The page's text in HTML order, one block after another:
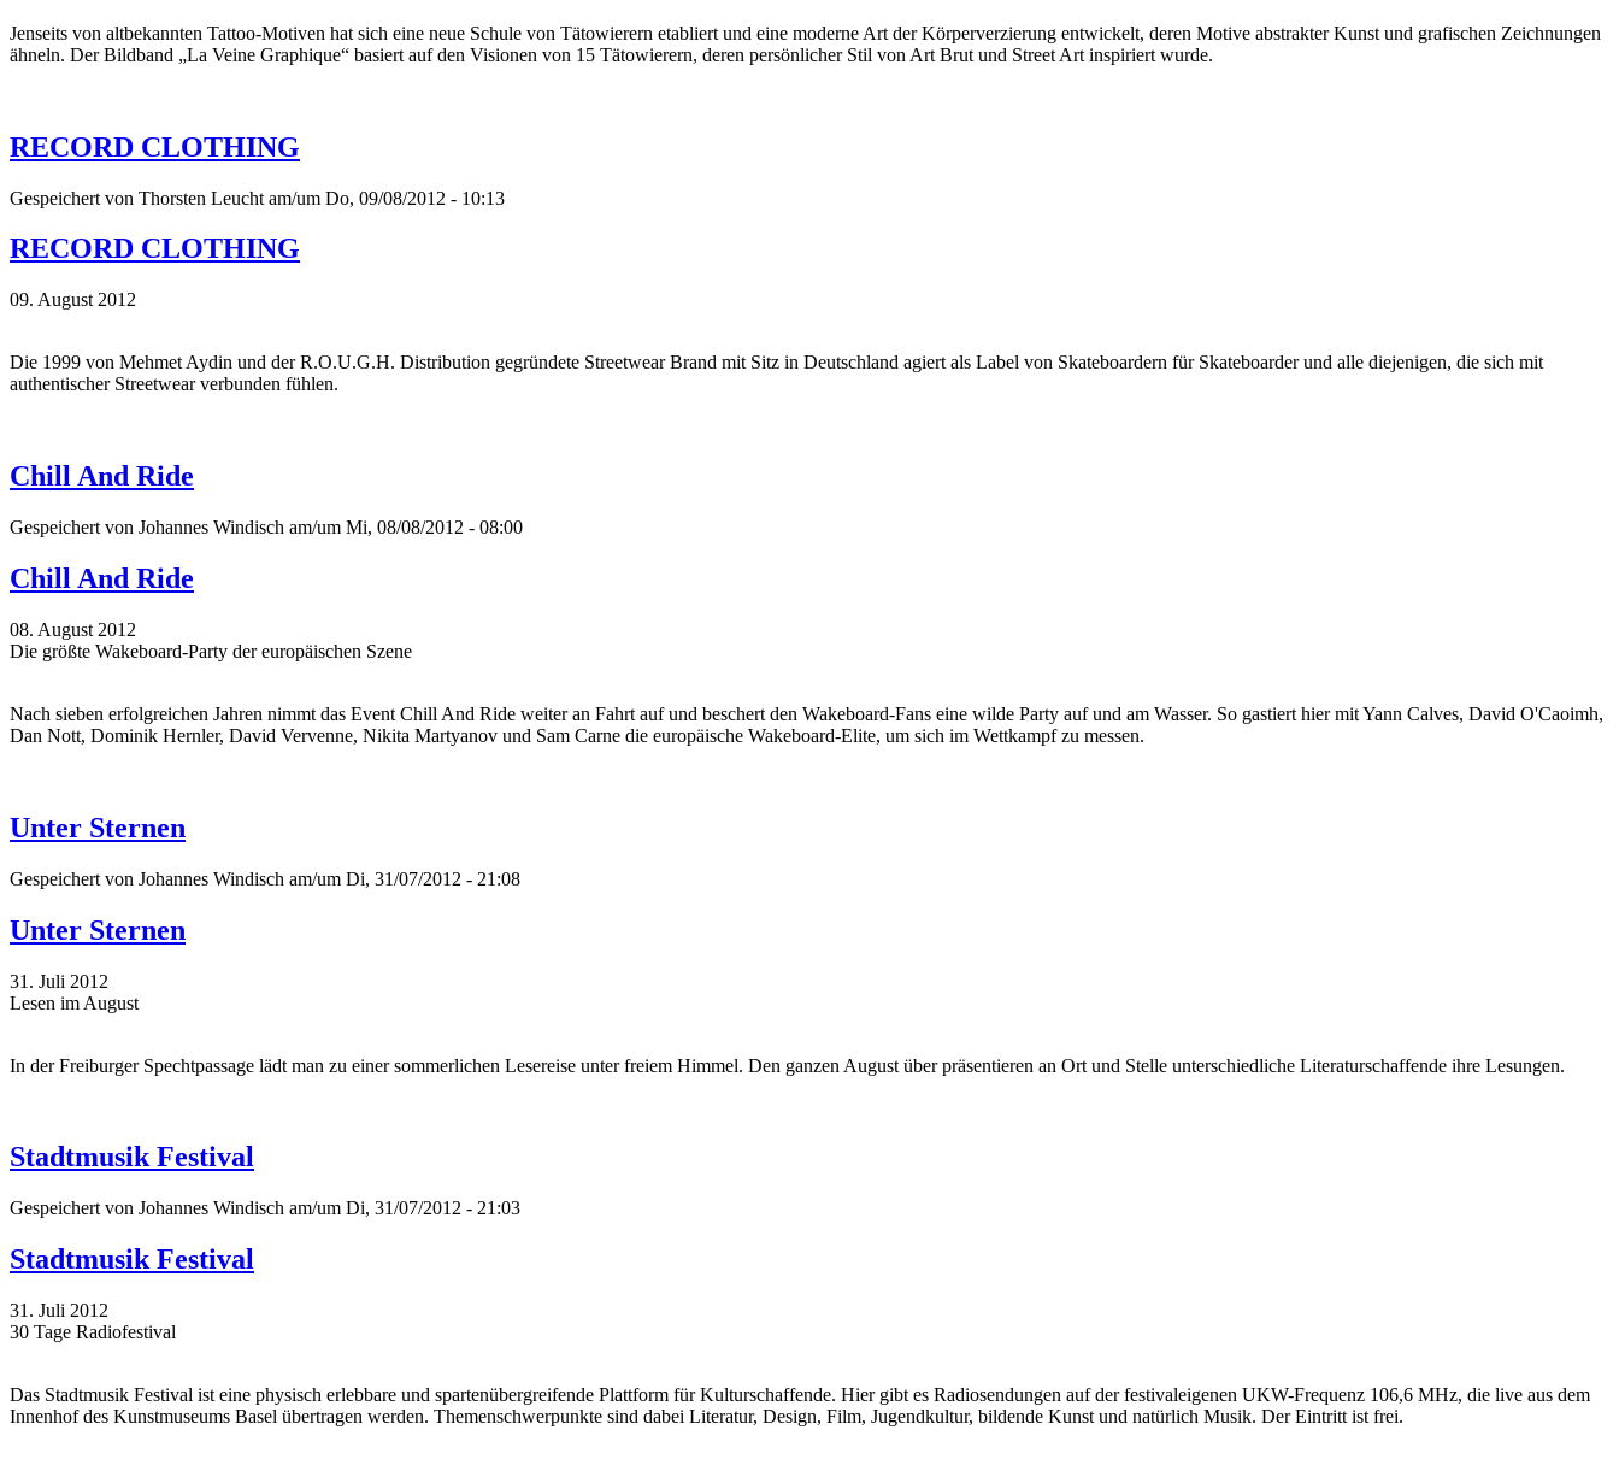
Jenseits von altbekannten Tattoo-Motiven hat sich eine neue Schule von Tätowierern etabliert und eine moderne Art der Körperverzierung entwickelt, deren Motive abstrakter Kunst und grafischen Zeichnungen
ähneln. Der Bildband „La Veine Graphique“ basiert auf den Visionen von 15 Tätowierern, deren persönlicher Stil von Art Brut und Street Art inspiriert wurde.
RECORD CLOTHING
Gespeichert von Thorsten Leucht am/um Do, 09/08/2012 - 10:13
RECORD CLOTHING
09. August 2012
Die 1999 von Mehmet Aydin und der R.O.U.G.H. Distribution gegründete Streetwear Brand mit Sitz in Deutschland agiert als Label von Skateboardern für Skateboarder und alle diejenigen, die sich mit
authentischer Streetwear verbunden fühlen.
Chill And Ride
Gespeichert von Johannes Windisch am/um Mi, 08/08/2012 - 08:00
Chill And Ride
08. August 2012
Die größte Wakeboard-Party der europäischen Szene
Nach sieben erfolgreichen Jahren nimmt das Event Chill And Ride weiter an Fahrt auf und beschert den Wakeboard-Fans eine wilde Party auf und am Wasser. So gastiert hier mit Yann Calves, David O'Caoimh,
Dan Nott, Dominik Hernler, David Vervenne, Nikita Martyanov und Sam Carne die europäische Wakeboard-Elite, um sich im Wettkampf zu messen.
Unter Sternen
Gespeichert von Johannes Windisch am/um Di, 31/07/2012 - 21:08
Unter Sternen
31. Juli 2012
Lesen im August
In der Freiburger Spechtpassage lädt man zu einer sommerlichen Lesereise unter freiem Himmel. Den ganzen August über präsentieren an Ort und Stelle unterschiedliche Literaturschaffende ihre Lesungen.
Stadtmusik Festival
Gespeichert von Johannes Windisch am/um Di, 31/07/2012 - 21:03
Stadtmusik Festival
31. Juli 2012
30 Tage Radiofestival
Das Stadtmusik Festival ist eine physisch erlebbare und spartenübergreifende Plattform für Kulturschaffende. Hier gibt es Radiosendungen auf der festivaleigenen UKW-Frequenz 106,6 MHz, die live aus dem
Innenhof des Kunstmuseums Basel übertragen werden. Themenschwerpunkte sind dabei Literatur, Design, Film, Jugendkultur, bildende Kunst und natürlich Musik. Der Eintritt ist frei.